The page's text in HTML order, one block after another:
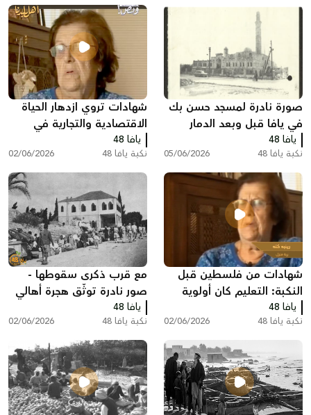
صورة نادرة لمسجد حسن بك
في يافا قبل وبعد الدمار
يافا 48
نكبة يافا 48 05/06/2026
شهادات تروي ازدهار الحياة
الاقتصادية والتجارية في
فلسطين قبل النكبة
يافا 48
نكبة يافا 48 02/06/2026
شهادات من فلسطين قبل
النكبة: التعليم كان أولوية
لدى العديد من العائلات
يافا 48
نكبة يافا 48 02/06/2026
مع قرب ذكرى سقوطها -
صور نادرة توثّق هجرة أهالي
اللد والرملة
يافا 48
نكبة يافا 48 02/06/2026